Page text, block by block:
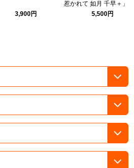
3,900円
惹かれて 如月 千早＋」
リルパネル B
5,500円